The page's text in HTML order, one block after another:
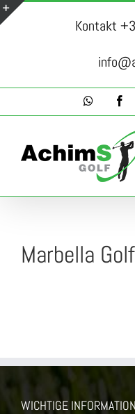
Skip
Kontakt
WhatsApp
Marbella Golf
WICHTIGE